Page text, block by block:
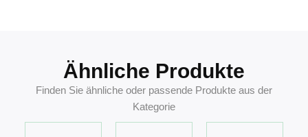
Ähnliche Produkte
Finden Sie ähnliche oder passende Produkte aus der
Kategorie